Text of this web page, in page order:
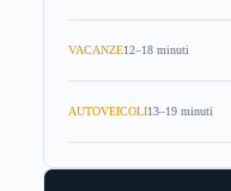
VACANZE12–18 minuti
AUTOVEICOLI13–19 minuti